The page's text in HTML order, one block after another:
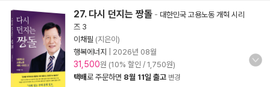
27. 다시 던지는 짱돌 - 대한민국 고용노동 개혁 시리
즈 3
이채필 (지은이)
행복에너지
2026년 08월
31,500원 (10% 할인 / 1,750원)
택배로 주문하면 8월 11일 출고 변경